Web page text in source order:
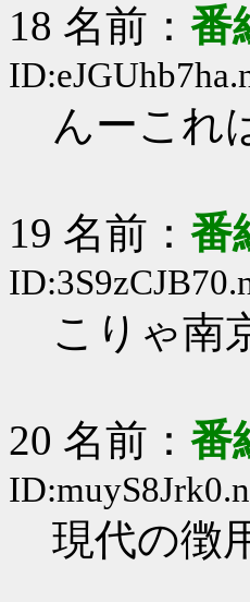
18 名前： 番
んーこれ
19 名前： 番
こりゃ南
20 名前： 番
現代の徴